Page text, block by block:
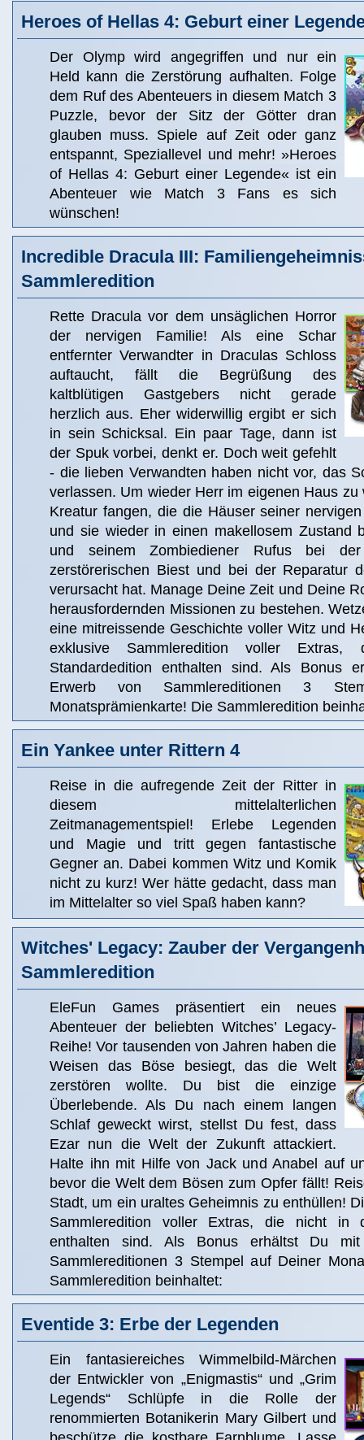
Heroes of Hellas 4: Geburt einer
Der Olymp wird angegriffen und nur ein
Held kann die Zerstörung aufhalten. Folge
dem Ruf des Abenteuers in diesem Match 3
Puzzle, bevor der Sitz der Götter dran
glauben muss. Spiele auf Zeit oder ganz
entspannt, Speziallevel und mehr! »Heroes
of Hellas 4: Geburt einer Legende« ist ein
Abenteuer wie Match 3 Fans es sich
wünschen!
Incredible Dracula III:
Sammleredition
Rette Dracula vor dem unsäglichen Horror
der nervigen Familie! Als eine Schar
entfernter Verwandter in Draculas Schloss
auftaucht, fällt die Begrüßung des
kaltblütigen Gastgebers nicht gerade
herzlich aus. Eher widerwillig ergibt er sich
in sein Schicksal. Ein paar Tage, dann ist
der Spuk vorbei, denkt er. Doch weit gefehlt
- die lieben Verwandten haben nicht vor, das
verlassen. Um wieder Herr im eigenen Haus zu
Kreatur fangen, die die Häuser seiner
und sie wieder in einen makellosem Zustand
und seinem Zombiediener Rufus bei
zerstörerischen Biest und bei der Reparatur
verursacht hat. Manage Deine Zeit und Deine
herausfordernden Missionen zu bestehen.
eine mitreissende Geschichte voller Witz und
exklusive Sammleredition voller
Standardedition enthalten sind. Als Bonus
Erwerb von Sammlereditionen 3
Monatsprämienkarte! Die Sammleredition
Ein Yankee unter Rittern 4
Reise in die aufregende Zeit der Ritter in
diesem mittelalterlichen
Zeitmanagementspiel! Erlebe Legenden
und Magie und tritt gegen fantastische
Gegner an. Dabei kommen Witz und Komik
nicht zu kurz! Wer hätte gedacht, dass man
im Mittelalter so viel Spaß haben kann?
Witches' Legacy: Zauber der
Sammleredition
EleFun Games präsentiert ein neues
Abenteuer der beliebten Witches’ Legacy-
Reihe! Vor tausenden von Jahren haben die
Weisen das Böse besiegt, das die Welt
zerstören wollte. Du bist die einzige
Überlebende. Als Du nach einem langen
Schlaf geweckt wirst, stellst Du fest, dass
Ezar nun die Welt der Zukunft attackiert.
Halte ihn mit Hilfe von Jack und Anabel auf
bevor die Welt dem Bösen zum Opfer fällt!
Stadt, um ein uraltes Geheimnis zu enthüllen!
Sammleredition voller Extras, die nicht in
enthalten sind. Als Bonus erhältst Du
Sammlereditionen 3 Stempel auf Deiner
Sammleredition beinhaltet:
Eventide 3: Erbe der Legenden
Ein fantasiereiches Wimmelbild-Märchen
der Entwickler von „Enigmastis“ und „Grim
Legends“ Schlüpfe in die Rolle der
renommierten Botanikerin Mary Gilbert und